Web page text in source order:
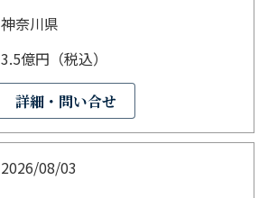
神奈川県
3.5億円（税込）
詳細・問い合せ
2026/08/03